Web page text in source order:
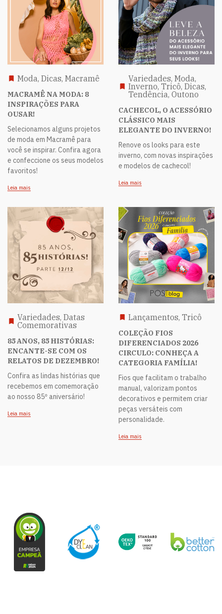
Moda, Dicas, Macramê
MACRAMÊ NA MODA: 8
INSPIRAÇÕES PARA
OUSAR!
Selecionamos alguns projetos
de moda em Macramê para
você se inspirar. Confira agora
e confeccione os seus modelos
favoritos!
Leia mais
Variedades, Moda,
Inverno, Tricô, Dicas,
Tendência, Outono
CACHECOL, O ACESSÓRIO
CLÁSSICO MAIS
ELEGANTE DO INVERNO!
Renove os looks para este
inverno, com novas inspirações
e modelos de cachecol!
Leia mais
Variedades, Datas
Comemorativas
85 ANOS, 85 HISTÓRIAS:
ENCANTE-SE COM OS
RELATOS DE DEZEMBRO!
Confira as lindas histórias que
recebemos em comemoração
ao nosso 85º aniversário!
Leia mais
Lançamentos, Tricô
COLEÇÃO FIOS
DIFERENCIADOS 2026
CIRCULO: CONHEÇA A
CATEGORIA FAMÍLIA!
Fios que facilitam o trabalho
manual, valorizam pontos
decorativos e permitem criar
peças versáteis com
personalidade.
Leia mais